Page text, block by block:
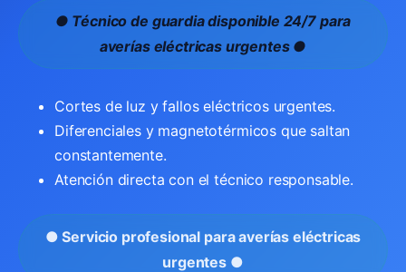
● Técnico de guardia disponible 24/7 para
averías eléctricas urgentes ●
Cortes de luz y fallos eléctricos urgentes.
Diferenciales y magnetotérmicos que saltan
constantemente.
Atención directa con el técnico responsable.
● Servicio profesional para averías eléctricas
urgentes ●